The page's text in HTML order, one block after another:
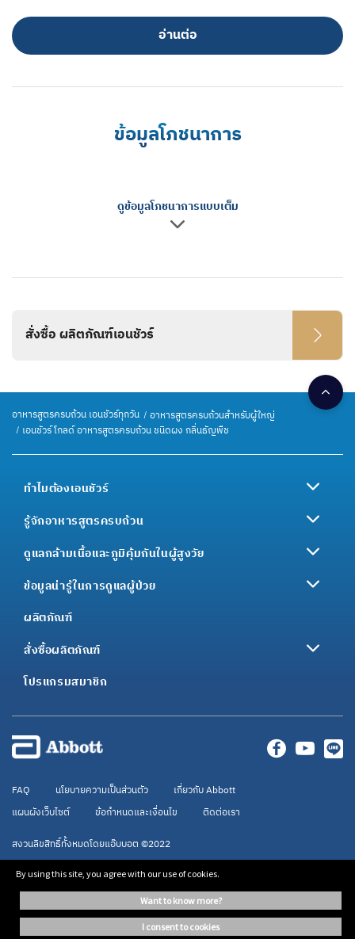
อ่านต่อ
ข้อมูลโภชนาการ
ดูข้อมูลโภชนาการแบบเต็ม
สั่งซื้อ ผลิตภัณฑ์เอนชัวร์
อาหารสูตรครบถ้วน เอนชัวร์ทุกวัน
อาหารสูตรครบถ้วนสำหรับผู้ใหญ่
เอนชัวร์ โกลด์ อาหารสูตรครบถ้วน ชนิดผง กลิ่นธัญพืช
ทำไมต้องเอนชัวร์
รู้จักอาหารสูตรครบถ้วน
ดูแลกล้ามเนื้อและภูมิคุ้มกันในผู้สูงวัย
ข้อมูลน่ารู้ในการดูแลผู้ป่วย
ผลิตภัณฑ์
สั่งซื้อผลิตภัณฑ์
โปรแกรมสมาชิก
FAQ นโยบายความเป็นส่วนตัว
เกี่ยวกับ Abbott
แผนผังเว็บไซต์
ข้อกำหนดและเงื่อนไข ติดต่อเรา
สงวนลิขสิทธิ์ทั้งหมดโดยแอ๊บบอต ©2022
เอนชัวร์อาหารทางการแพทย์ กรุณาใช้ภายใต้การดูแลของแพทย์ ข้อมูลบนเว็บไซต์นี้จัด
ทำขึ้นเพื่อให้ข้อมูลเท่านั้น ไม่ได้เป็นคำแนะนำจากผู้เชี่ยวชาญแต่อย่างใด กรุณาปรึกษา
By using this site, you agree with our use of cookies.
want to know more?
i consent to cookies